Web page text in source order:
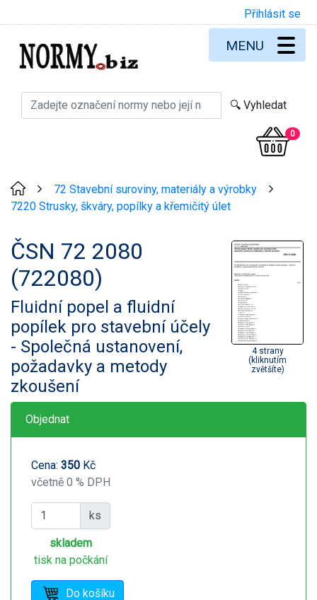
Přihlásit se
0
MENU
72 Stavební suroviny, materiály a výrobky
7220 Strusky, škváry, popílky a křemičitý úlet
ČSN 72 2080
(722080)
Fluidní popel a fluidní
popílek pro stavební účely
- Společná ustanovení,
požadavky a metody
zkoušení
4 strany
(kliknutím
zvětšíte)
Objednat
Cena: 350 Kč
včetně 0 % DPH
ks
skladem
tisk na počkání